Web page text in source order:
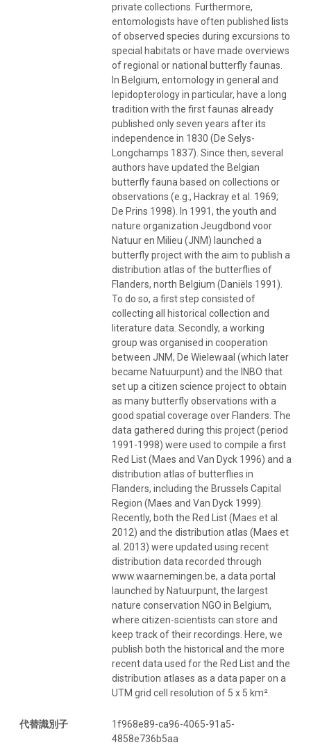
private collections. Furthermore,
entomologists have often published lists
of observed species during excursions to
special habitats or have made overviews
of regional or national butterfly faunas.
In Belgium, entomology in general and
lepidopterology in particular, have a long
tradition with the first faunas already
published only seven years after its
independence in 1830 (De Selys-
Longchamps 1837). Since then, several
authors have updated the Belgian
butterfly fauna based on collections or
observations (e.g., Hackray et al. 1969;
De Prins 1998). In 1991, the youth and
nature organization Jeugdbond voor
Natuur en Milieu (JNM) launched a
butterfly project with the aim to publish a
distribution atlas of the butterflies of
Flanders, north Belgium (Daniëls 1991).
To do so, a first step consisted of
collecting all historical collection and
literature data. Secondly, a working
group was organised in cooperation
between JNM, De Wielewaal (which later
became Natuurpunt) and the INBO that
set up a citizen science project to obtain
as many butterfly observations with a
good spatial coverage over Flanders. The
data gathered during this project (period
1991-1998) were used to compile a first
Red List (Maes and Van Dyck 1996) and a
distribution atlas of butterflies in
Flanders, including the Brussels Capital
Region (Maes and Van Dyck 1999).
Recently, both the Red List (Maes et al.
2012) and the distribution atlas (Maes et
al. 2013) were updated using recent
distribution data recorded through
www.waarnemingen.be, a data portal
launched by Natuurpunt, the largest
nature conservation NGO in Belgium,
where citizen-scientists can store and
keep track of their recordings. Here, we
publish both the historical and the more
recent data used for the Red List and the
distribution atlases as a data paper on a
UTM grid cell resolution of 5 x 5 km².
代替識別子
1f968e89-ca96-4065-91a5-
4858e736b5aa